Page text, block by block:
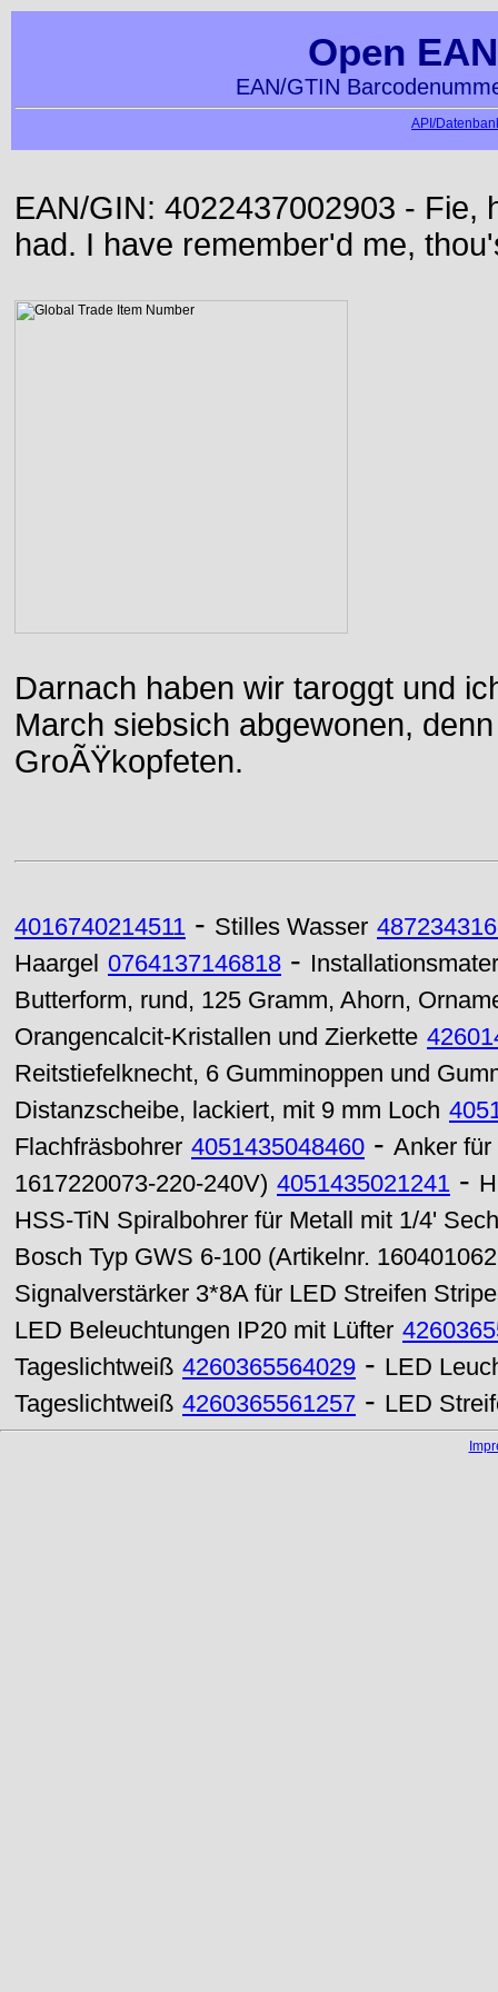
Open
EAN/GTIN
API/
EAN/GIN: 4022437002903 - Fie,
had. I have remember'd me,
Darnach haben wir taroggt und
March siebsich abgewonen,
GroÃŸkopfeten.
4016740214511 - Stilles Wasser
Haargel 0764137146818 -
Butterform, rund, 125 Gramm, Ahorn,
Orangencalcit-Kristallen und Zierkette
Reitstiefelknecht, 6 Gumminoppen und
Distanzscheibe, lackiert, mit 9 mm Loch
Flachfräsbohrer 4051435048460 - Anker
1617220073-220-240V) 4051435021241 -
HSS-TiN Spiralbohrer für Metall mit 1/4'
Bosch Typ GWS 6-100 (Artikelnr.
Signalverstärker 3*8A für LED Streifen
LED Beleuchtungen IP20 mit Lüfter
Tageslichtweiß 4260365564029 - LED
Tageslichtweiß 4260365561257 - LED